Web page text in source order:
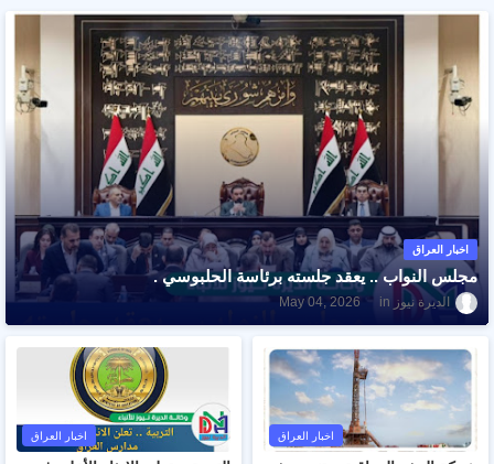
اخبار العراق
مجلس النواب .. يعقد جلسته برئاسة الحلبوسي .
الديرة نيوز May 04, 2026
اخبار العراق اخبار العراق